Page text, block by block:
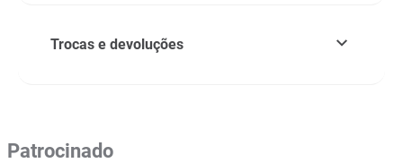
Trocas e devoluções
Patrocinado